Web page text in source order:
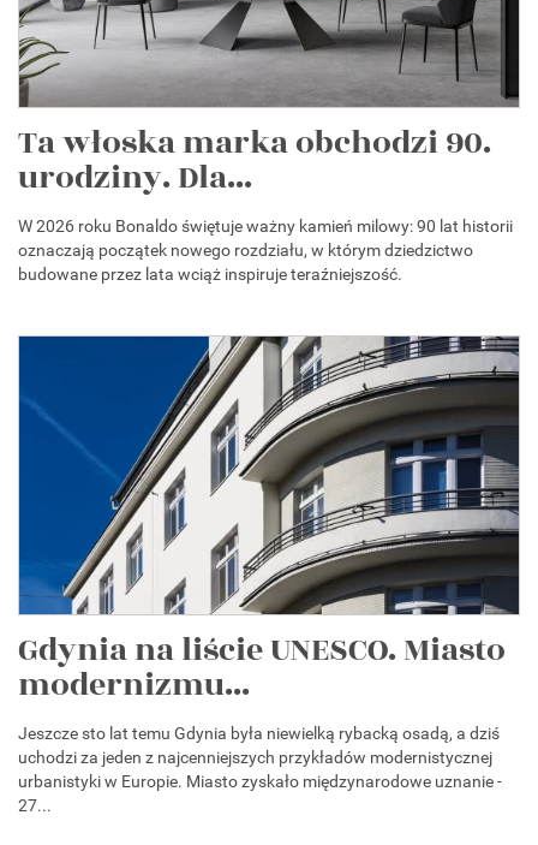
Ta włoska marka obchodzi 90.
urodziny. Dla...
W 2026 roku Bonaldo świętuje ważny kamień milowy: 90 lat historii
oznaczają początek nowego rozdziału, w którym dziedzictwo
budowane przez lata wciąż inspiruje teraźniejszość.
Gdynia na liście UNESCO. Miasto
modernizmu...
Jeszcze sto lat temu Gdynia była niewielką rybacką osadą, a dziś
uchodzi za jeden z najcenniejszych przykładów modernistycznej
urbanistyki w Europie. Miasto zyskało międzynarodowe uznanie -
27...